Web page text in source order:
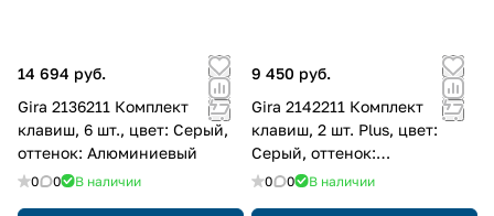
14 694 руб.
Gira 2136211 Комплект
клавиш, 6 шт., цвет: Серый,
оттенок: Алюминиевый
0 0 В наличии
9 450 руб.
Gira 2142211 Комплект
клавиш, 2 шт. Plus, цвет:
Серый, оттенок:
Алюминиевый
0 0 В наличии